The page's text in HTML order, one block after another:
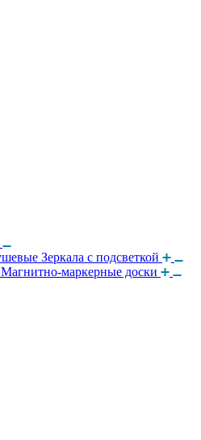
Зеркала с подсветкой
Магнитно-маркерные доски